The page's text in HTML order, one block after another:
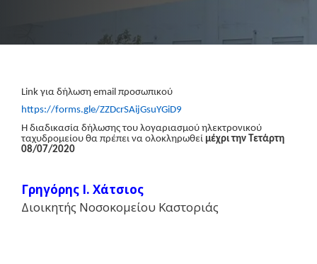
Link για δήλωση email προσωπικού
https://forms.gle/ZZDcrSAijGsuYGiD9
Η διαδικασία δήλωσης του λογαριασμού ηλεκτρονικού
ταχυδρομείου θα πρέπει να ολοκληρωθεί μέχρι την Τετάρτη
08/07/2020
Γρηγόρης I. Χάτσιος
Διοικητής Νοσοκομείου Καστοριάς